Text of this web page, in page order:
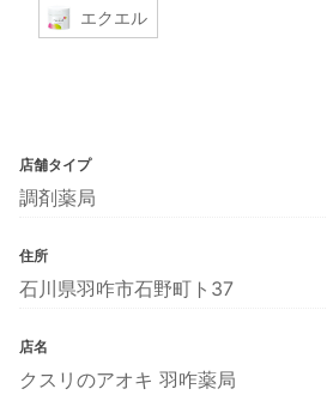
エクエル
店舗タイプ
調剤薬局
住所
石川県羽咋市石野町ト37
店名
クスリのアオキ 羽咋薬局